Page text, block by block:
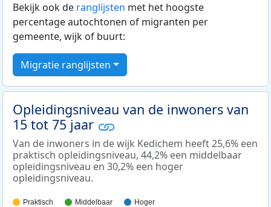
Bekijk ook de ranglijsten met het hoogste
percentage autochtonen of migranten per
gemeente, wijk of buurt:
Migratie ranglijsten
Opleidingsniveau van de inwoners van
15 tot 75 jaar
Van de inwoners in de wijk Kedichem heeft 25,6% een
praktisch opleidingsniveau, 44,2% een middelbaar
opleidingsniveau en 30,2% een hoger
opleidingsniveau.
Praktisch Middelbaar Hoger